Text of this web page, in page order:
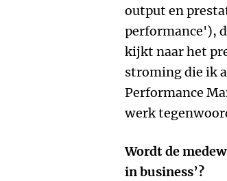
output en
performance'),
kijkt naar het
stroming die ik
Performance
werk
Wordt de
in business’?